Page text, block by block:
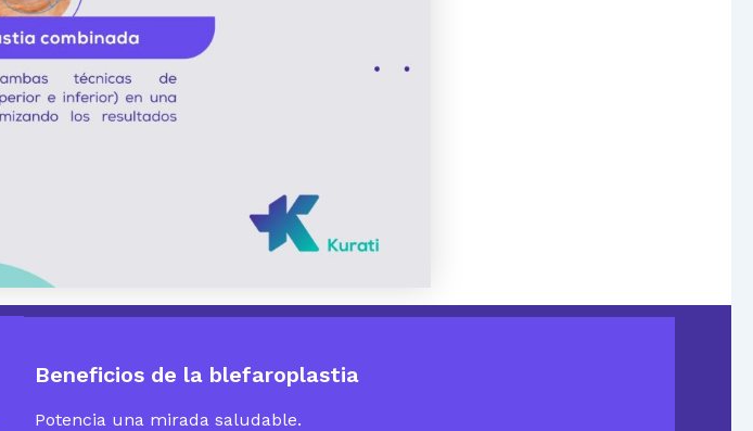
Beneficios de la blefaroplastia
Potencia una mirada saludable.